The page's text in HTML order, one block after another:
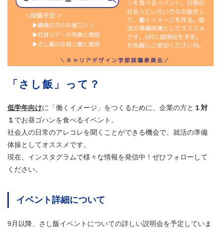
「さし飯」って？
低学年向けに「働くイメージ」をつくるために、企業の方と １対
１ でお昼ゴハンを食べるイベント。
社会人の日常のアレコレを聞くことができる機会で、就活の準備
体操としてオススメです。
現在、インスタグラムで様々な情報を発信中！ぜひフォローして
ください。
イベント詳細について
9月以降、さし飯イベントについての詳しい説明会を予定していま